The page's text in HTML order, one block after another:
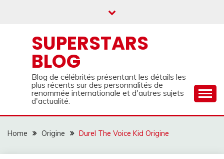
SUPERSTARS
BLOG
Blog de célébrités présentant les détails les
plus récents sur des personnalités de
renommée internationale et d'autres sujets
d'actualité.
Home Origine Durel The Voice Kid Origine